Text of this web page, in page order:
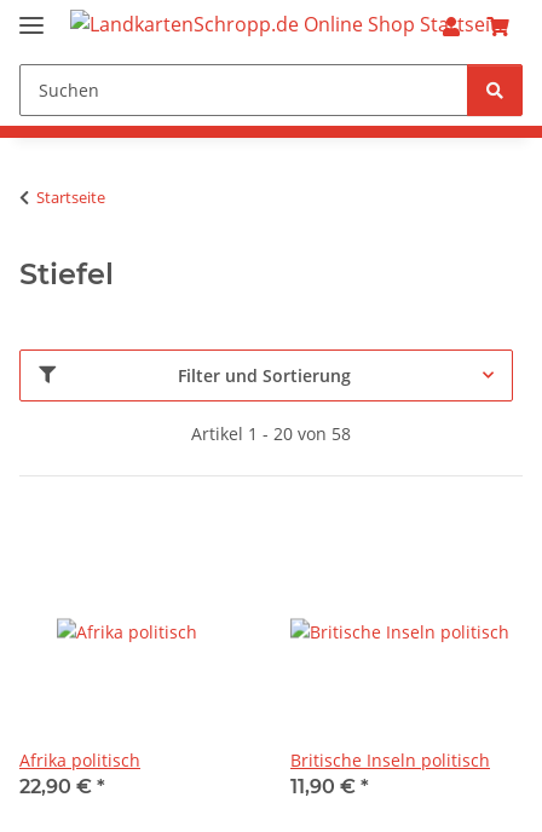
Startseite
Stiefel
Filter und Sortierung
Artikel 1 - 20 von 58
Afrika politisch
22,90 € *
Britische Inseln politisch
11,90 € *